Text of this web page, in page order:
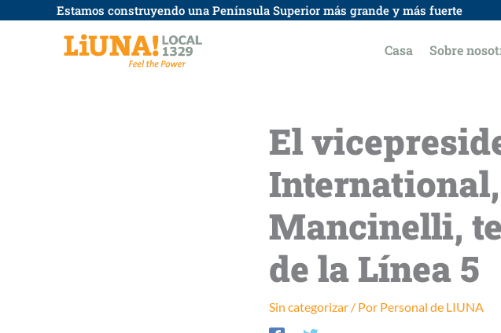
Estamos construyendo una Península Superior más grande y más fuerte
Casa Sobre
El
Mancinelli,
de la Línea 5
Sin categorizar / Por Personal de LIUNA